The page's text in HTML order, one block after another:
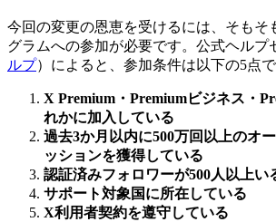
今回の変更の恩恵を受けるには、そもそ
グラムへの参加が必要です。公式ヘルプ
ルプ）によると、参加条件は以下の5点で
X Premium・Premiumビジネス・
れかに加入している
過去3か月以内に500万回以上のオ
ッションを獲得している
認証済みフォロワーが500人以上い
サポート対象国に所在している
X利用者契約を遵守している